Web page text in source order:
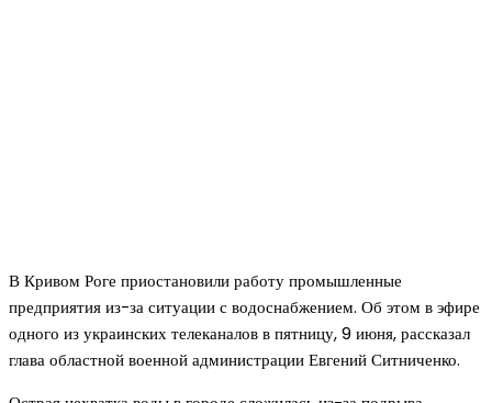
В Кривом Роге приостановили работу промышленные
предприятия из-за ситуации с водоснабжением. Об этом в эфире
одного из украинских телеканалов в пятницу, 9 июня, рассказал
глава областной военной администрации Евгений Ситниченко.